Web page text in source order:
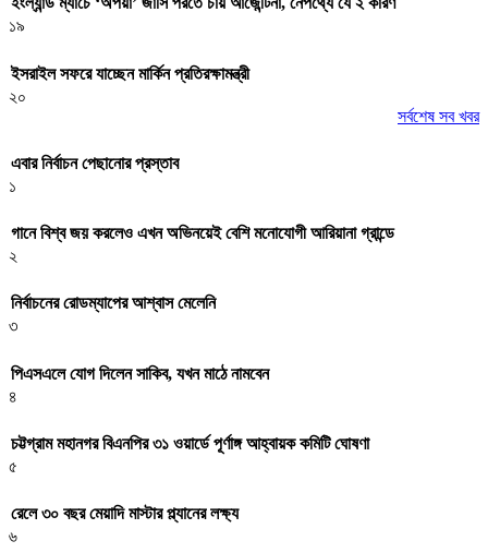
১৯
ইসরাইল সফরে যাচ্ছেন মার্কিন প্রতিরক্ষামন্ত্রী
২০
সর্বশেষ সব খবর
এবার নির্বাচন পেছানোর প্রস্তাব
১
গানে বিশ্ব জয় করলেও এখন অভিনয়েই বেশি মনোযোগী আরিয়ানা গ্রান্ডে
২
নির্বাচনের রোডম্যাপের আশ্বাস মেলেনি
৩
পিএসএলে যোগ দিলেন সাকিব, যখন মাঠে নামবেন
৪
চট্টগ্রাম মহানগর বিএনপির ৩১ ওয়ার্ডে পূর্ণাঙ্গ আহ্বায়ক কমিটি ঘোষণা
৫
রেলে ৩০ বছর মেয়াদি মাস্টার প্ল্যানের লক্ষ্য
৬